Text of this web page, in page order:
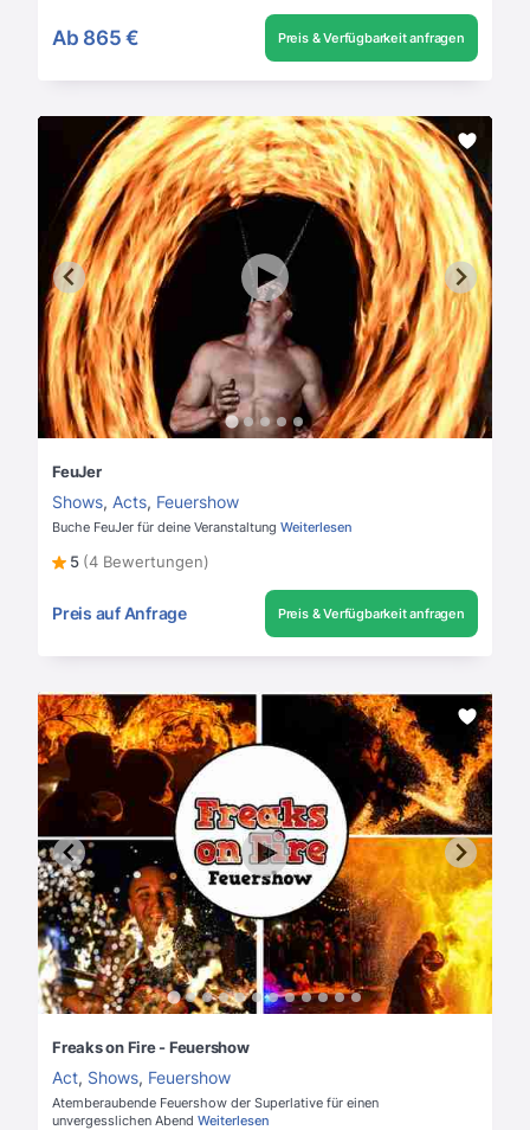
Ab 865 € Preis & Verfügbarkeit anfragen
FeuJer
Shows, Acts, Feuershow
Buche FeuJer für deine Veranstaltung Weiterlesen
5 (4 Bewertungen)
Preis auf Anfrage Preis & Verfügbarkeit anfragen
Freaks on Fire - Feuershow
Act, Shows, Feuershow
Atemberaubende Feuershow der Superlative für einen
unvergesslichen Abend Weiterlesen